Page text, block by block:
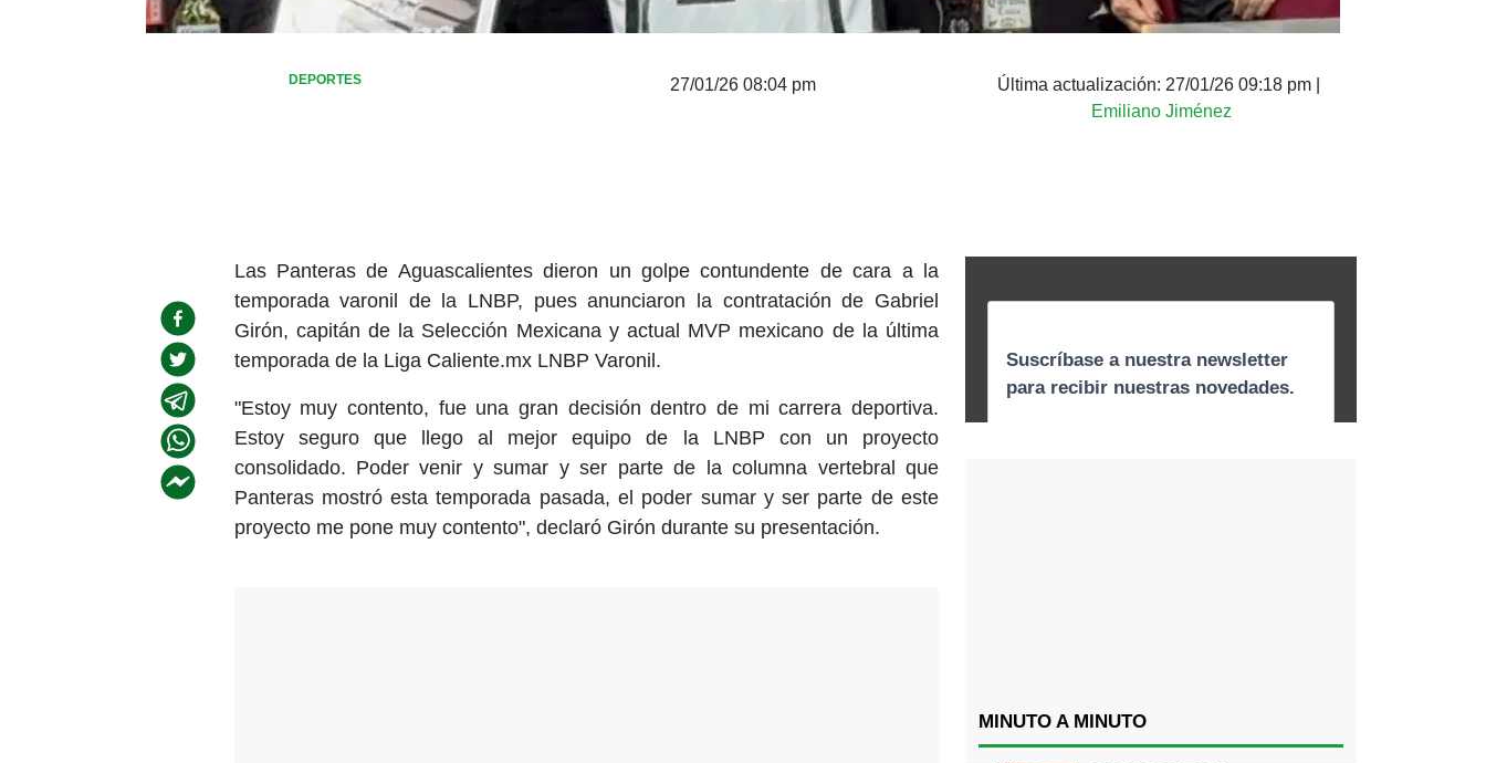
DEPORTES 27/01/26 08:04 pm Última actualización: 27/01/26 09:18 pm
Emiliano Jiménez
Las Panteras de Aguascalientes dieron un golpe contundente de cara a la
temporada varonil de la LNBP, pues anunciaron la contratación de Gabriel
Girón, capitán de la Selección Mexicana y actual MVP mexicano de la última
temporada de la Liga Caliente.mx LNBP Varonil.
"Estoy muy contento, fue una gran decisión dentro de mi carrera deportiva.
Estoy seguro que llego al mejor equipo de la LNBP con un proyecto
consolidado. Poder venir y sumar y ser parte de la columna vertebral que
Panteras mostró esta temporada pasada, el poder sumar y ser parte de este
proyecto me pone muy contento", declaró Girón durante su presentación.
MINUTO A MINUTO